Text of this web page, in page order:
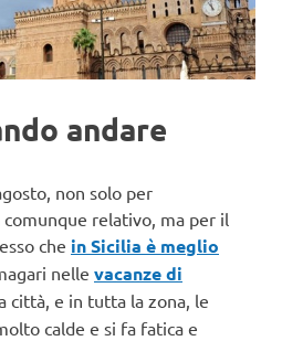
andare
non solo per
relativo, ma per il
che in Sicilia è meglio
nelle vacanze di
città, e in tutta la zona, le
calde e si fa fatica e